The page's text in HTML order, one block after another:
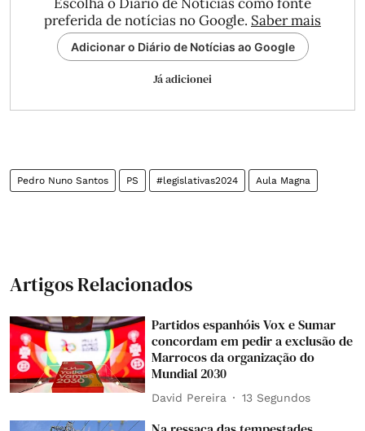
preferida de notícias no Google. Saber mais
Adicionar o Diário de Notícias ao Google
Já adicionei
Pedro Nuno Santos PS #legislativas2024 Aula Magna
Artigos Relacionados
Partidos espanhóis Vox e Sumar
concordam em pedir a exclusão de
Marrocos da organização do
Mundial 2030
David Pereira 14 Segundos